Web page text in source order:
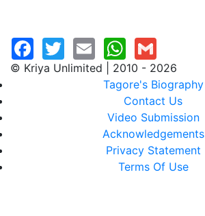
© Kriya Unlimited | 2010 - 2026
Tagore's Biography
Contact Us
Video Submission
Acknowledgements
Privacy Statement
Terms Of Use